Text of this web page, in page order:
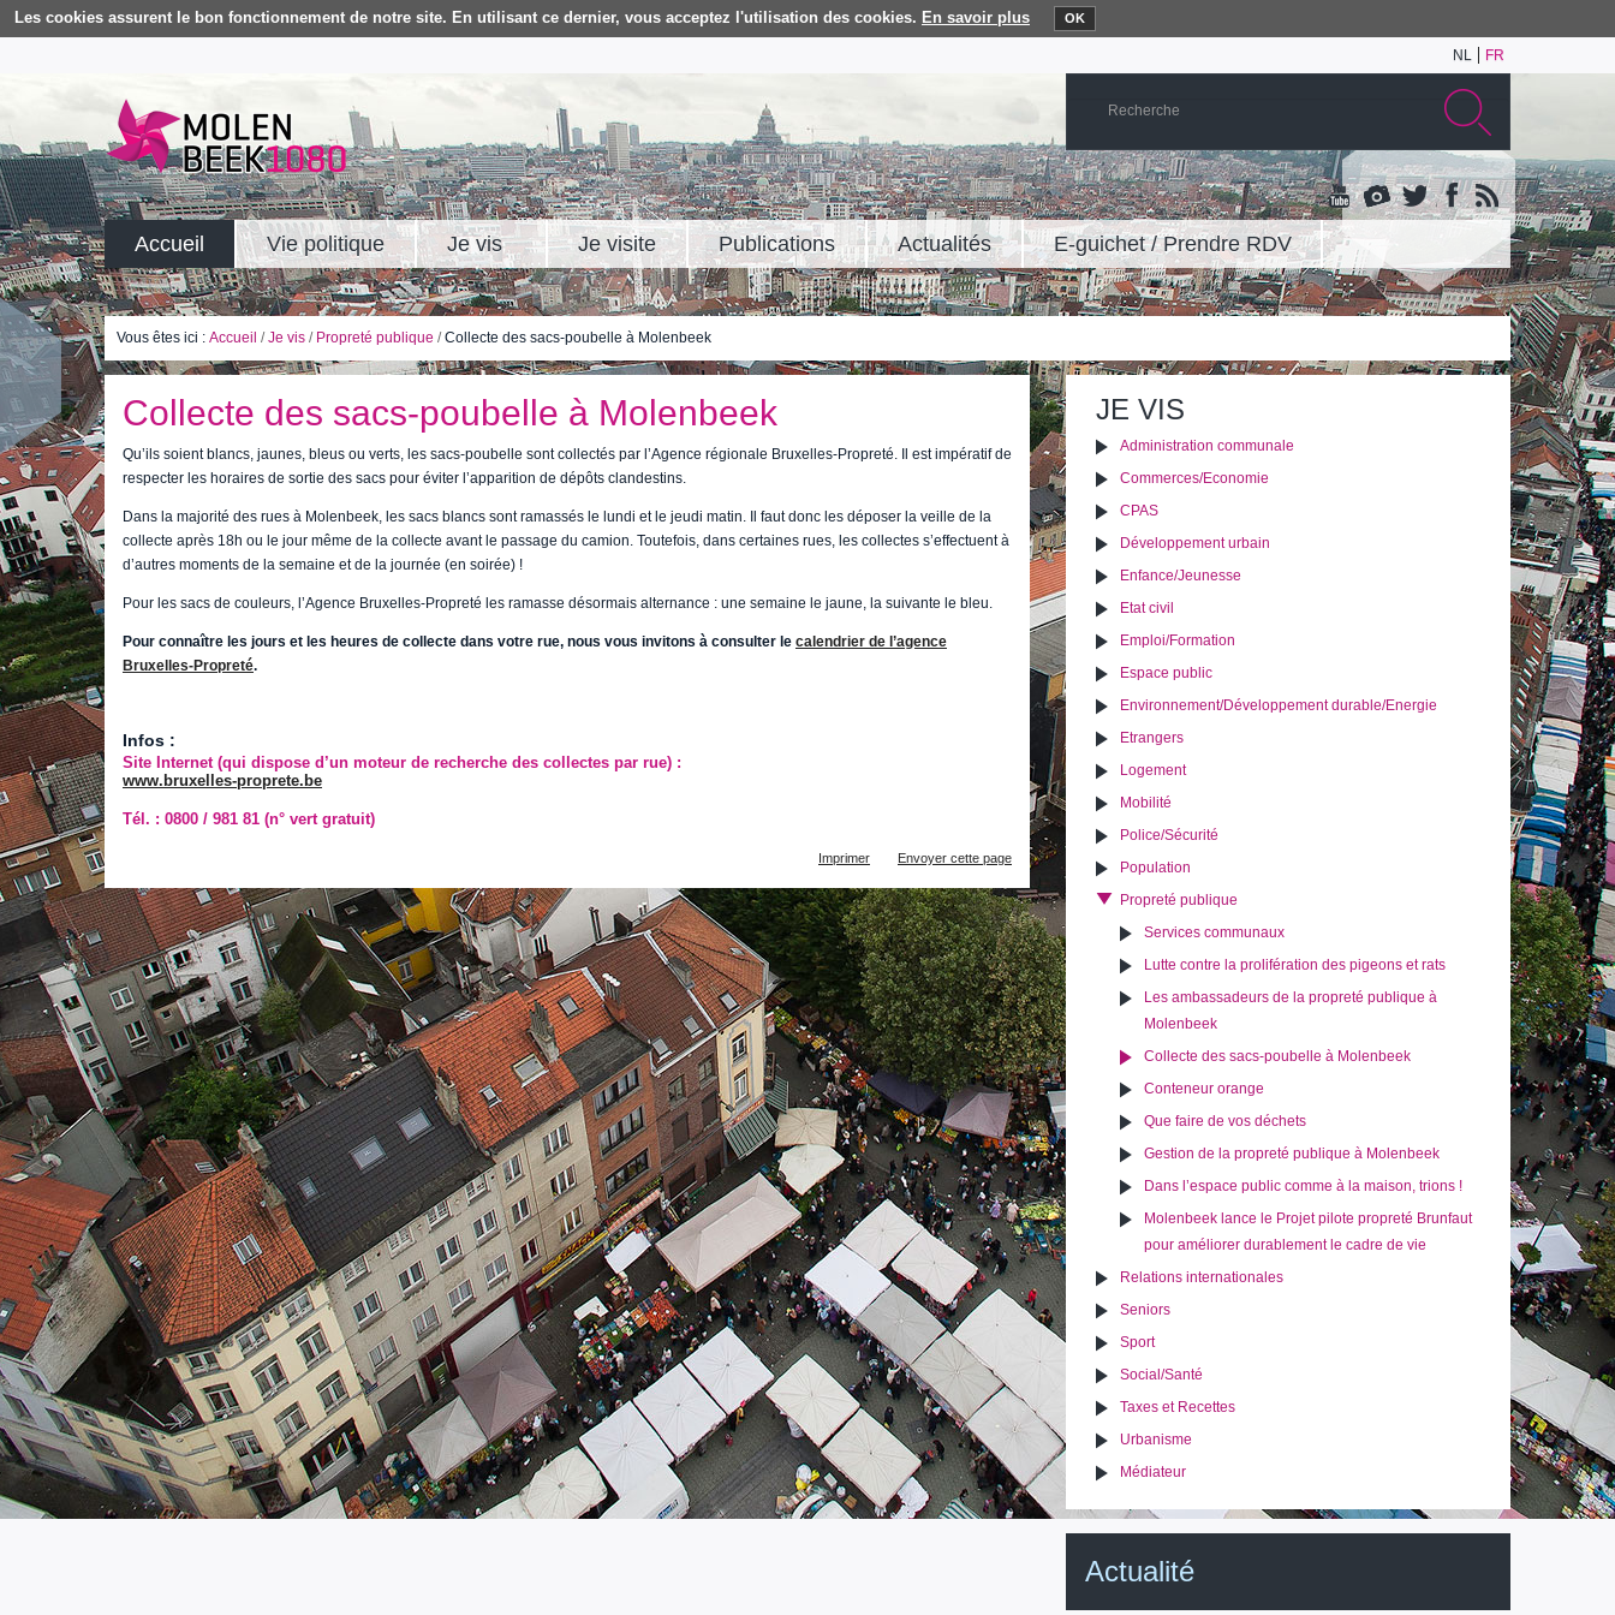
Les cookies assurent le bon fonctionnement de notre site. En utilisant ce dernier, vous acceptez l'utilisation des cookies. En savoir plus OK
NL FR
Accueil Vie politique Je vis Je visite Publications Actualités E-guichet / Prendre RDV
Vous êtes ici : Accueil /Je vis / Propreté publique /Collecte des sacs-poubelle à Molenbeek
Collecte des sacs-poubelle à Molenbeek
Qu’ils soient blancs, jaunes, bleus ou verts, les sacs-poubelle sont collectés par l’Agence régionale Bruxelles-Propreté. Il est impératif de
respecter les horaires de sortie des sacs pour éviter l’apparition de dépôts clandestins.
Dans la majorité des rues à Molenbeek, les sacs blancs sont ramassés le lundi et le jeudi matin. Il faut donc les déposer la veille de la
collecte après 18h ou le jour même de la collecte avant le passage du camion. Toutefois, dans certaines rues, les collectes s’effectuent à
d’autres moments de la semaine et de la journée (en soirée) !
Pour les sacs de couleurs, l’Agence Bruxelles-Propreté les ramasse désormais alternance : une semaine le jaune, la suivante le bleu.
Pour connaître les jours et les heures de collecte dans votre rue, nous vous invitons à consulter le calendrier de l’agence
Bruxelles-Propreté.
Infos :
Site Internet (qui dispose d’un moteur de recherche des collectes par rue) :
www.bruxelles-proprete.be
Tél. : 0800 / 981 81 (n° vert gratuit)
le
document
Imprimer Envoyer cette page
JE VIS
Administration communale
Commerces/Economie
CPAS
Développement urbain
Enfance/Jeunesse
Etat civil
Emploi/Formation
Espace public
Environnement/Développement durable/Energie
Etrangers
Logement
Mobilité
Police/Sécurité
Population
Propreté publique
Services communaux
Lutte contre la prolifération des pigeons et rats
Les ambassadeurs de la propreté publique à
Molenbeek
Collecte des sacs-poubelle à Molenbeek
Conteneur orange
Que faire de vos déchets
Gestion de la propreté publique à Molenbeek
Dans l’espace public comme à la maison, trions !
Molenbeek lance le Projet pilote propreté Brunfaut
pour améliorer durablement le cadre de vie
Relations internationales
Seniors
Sport
Social/Santé
Taxes et Recettes
Urbanisme
Médiateur
Actualité